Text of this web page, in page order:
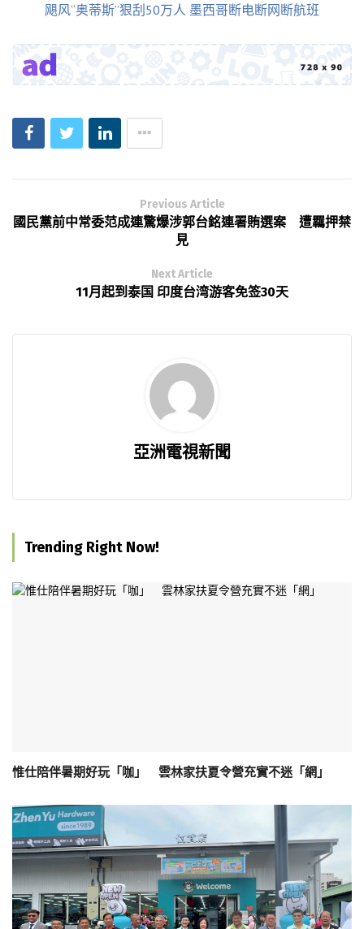
飓风“奥蒂斯”狠刮50万人 墨西哥断电断网断航班
Previous Article
國民黨前中常委范成連驚爆涉郭台銘連署賄選案 遭羈押禁
見
Next Article
11月起到泰国 印度台湾游客免签30天
亞洲電視新聞
Trending Right Now!
惟仕陪伴暑期好玩「咖」 雲林家扶夏令營充實不迷「網」